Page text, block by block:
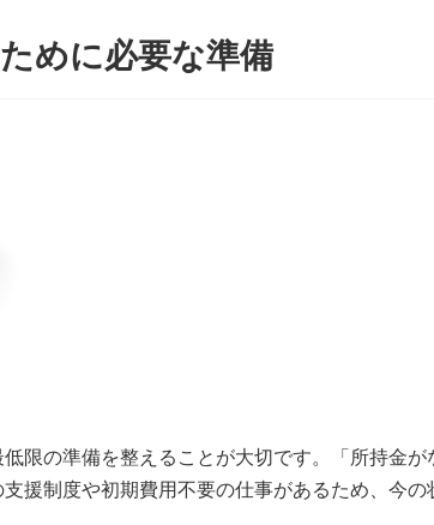
めに必要な準備
限の準備を整えることが大切です。「所持金が
援制度や初期費用不要の仕事があるため、今の